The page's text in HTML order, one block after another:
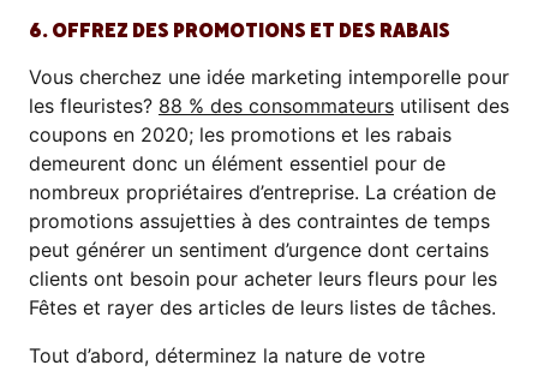
6. OFFREZ DES PROMOTIONS ET DES RABAIS
Vous cherchez une idée marketing intemporelle pour
les fleuristes? 88 % des consommateurs utilisent des
coupons en 2020; les promotions et les rabais
demeurent donc un élément essentiel pour de
nombreux propriétaires d’entreprise. La création de
promotions assujetties à des contraintes de temps
peut générer un sentiment d’urgence dont certains
clients ont besoin pour acheter leurs fleurs pour les
Fêtes et rayer des articles de leurs listes de tâches.
Tout d’abord, déterminez la nature de votre